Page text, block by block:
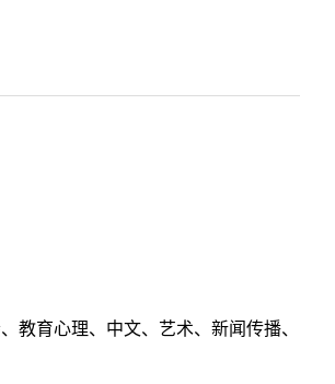
教育心理、中文、艺术、新闻传播、